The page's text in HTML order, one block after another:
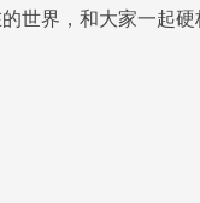
世界，和大家一起